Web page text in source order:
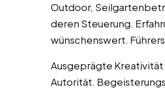
Outdoor,
deren Steuerung.
wünschenswert.
Ausgeprägte
Autorität.